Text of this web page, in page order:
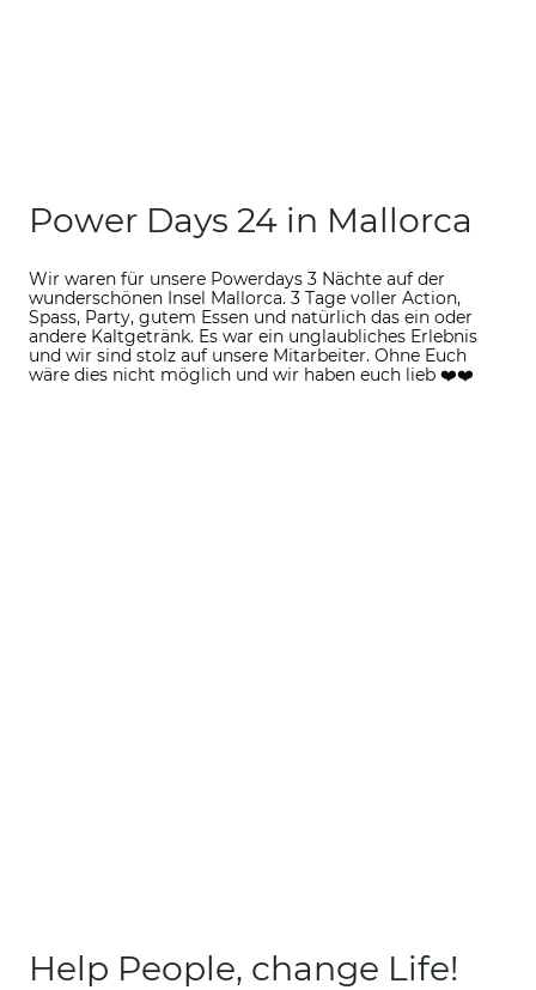
Power Days 24 in Mallorca
Wir waren für unsere Powerdays 3 Nächte auf der
wunderschönen Insel Mallorca. 3 Tage voller Action,
Spass, Party, gutem Essen und natürlich das ein oder
andere Kaltgetränk. Es war ein unglaubliches Erlebnis
und wir sind stolz auf unsere Mitarbeiter. Ohne Euch
wäre dies nicht möglich und wir haben euch lieb ❤️❤️
Help People, change Life!